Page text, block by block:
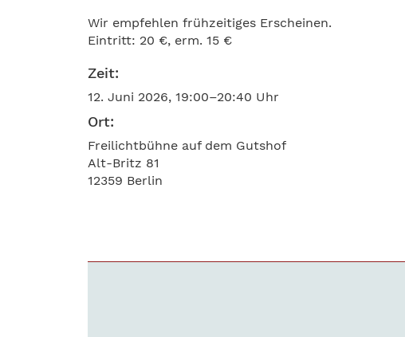
Wir empfehlen frühzeitiges Erscheinen.
Eintritt: 20 €, erm. 15 €
Zeit:
12. Juni 2026, 19:00–20:40 Uhr
Ort:
Freilichtbühne auf dem Gutshof
Alt-Britz 81
12359 Berlin